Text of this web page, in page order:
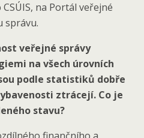
na Portál veřejné
správu.
veřejné správy
na všech úrovních
podle statistiků dobře
ztrácejí. Co je
stavu?